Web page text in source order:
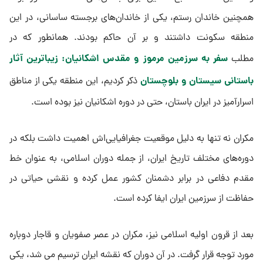
همچنین خاندان رستم، یکی از خاندان‌های برجسته ساسانی، در این
منطقه سکونت داشتند و بر آن حاکم بودند. همانطور که در
مطلبسفر به سرزمین مرموز و مقدس اشکانیان: زیباترین آثار
باستانی سیستان و بلوچستان ذکر کردیم، این منطقه یکی از مناطق
اسرارآمیز در ایران باستان، حتی در دوره اشکانیان نیز بوده است.
مکران نه تنها به دلیل موقعیت جغرافیایی‌اش اهمیت داشت بلکه در
دوره‌های مختلف تاریخ ایران، از جمله دوران اسلامی، به عنوان خط
مقدم دفاعی در برابر دشمنان کشور عمل کرده و نقشی حیاتی در
حفاظت از سرزمین ایران ایفا کرده است.
بعد از قرون اولیه اسلامی نیز، مکران در عصر صفویان و قاجار دوباره
مورد توجه قرار گرفت. در آن دوران که نقشه ایران ترسیم می شد، یکی